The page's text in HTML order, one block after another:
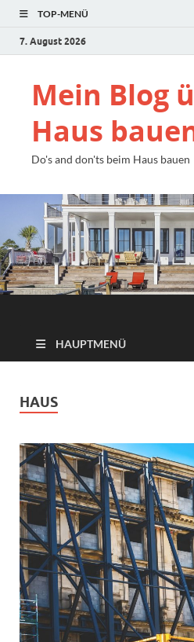
TOP-MENÜ
7. August 2026
Mein Blog
Haus
Do's and don'ts beim Haus bauen
HAUPTMENÜ
HAUS